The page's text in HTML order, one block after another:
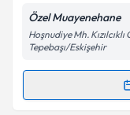
Kişisel
Metni'ni
kapsamda
Özel Muayenehane
Hoşnudiye Mh.
Tepebaşı/Eskişehir
Randevu